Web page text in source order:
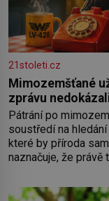
21stoleti.cz
Mimozemšťané
zprávu
Pátrání po
soustředí na
které by příroda
naznačuje, že právě